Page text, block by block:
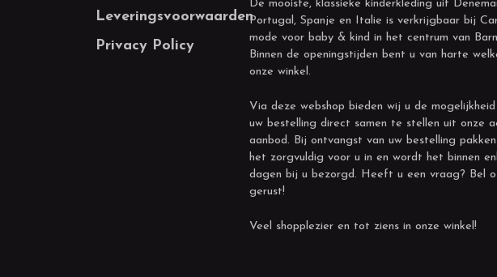
Leveringsvoorwaarden
Privacy Policy
De mooiste, klassieke kinderkleding uit
Portugal, Spanje en Italie is verkrijgbaar bij
mode voor baby & kind in het centrum van
Binnen de openingstijden bent u van harte
onze winkel.
Via deze webshop bieden wij u de mogelijkheid
uw bestelling direct samen te stellen uit onze
aanbod. Bij ontvangst van uw bestelling
het zorgvuldig voor u in en wordt het binnen
dagen bij u bezorgd. Heeft u een vraag? Bel
gerust!
Veel shopplezier en tot ziens in onze winkel!